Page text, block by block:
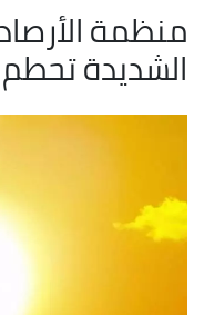
منظمة الأرصاد
الشديدة تحطم